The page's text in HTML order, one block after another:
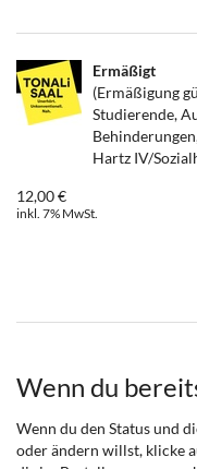
Ermäßigt
(Ermäßigung
Studierende,
Hartz IV/
12,00 €
inkl. 7% MwSt.
Wenn du
Wenn du den Status und
oder ändern willst, klicke